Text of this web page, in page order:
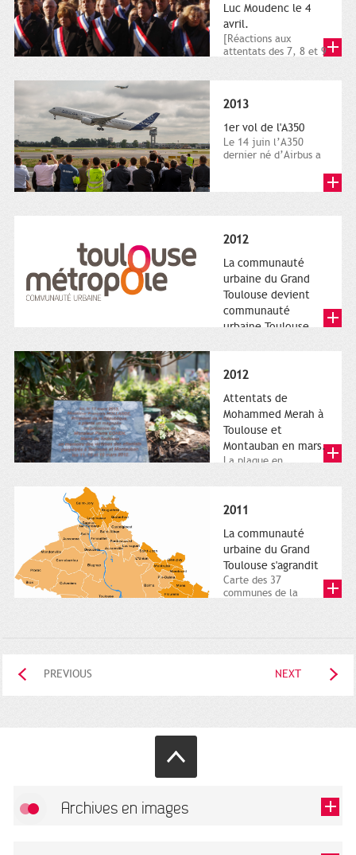
Luc Moudenc le 4
avril.
[Réactions aux
attentats des 7, 8 et 9
2013
1er vol de l'A350
Le 14 juin l’A350
dernier né d’Airbus a
2012
La communauté
urbaine du Grand
Toulouse devient
communauté
urbaine Toulouse
Métropole,
représentant l'anneau
de Moëbius.
2012
Attentats de
Mohammed Merah à
Toulouse et
Montauban en mars.
La plaque en
Charles-de-Gaulle.
2011
La communauté
urbaine du Grand
Toulouse s'agrandit
Carte des 37
communes de la
PREVIOUS NEXT
Archives en images